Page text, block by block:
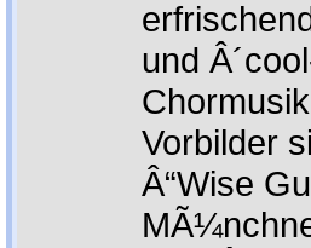
und
Vorbilder
Â“Wise